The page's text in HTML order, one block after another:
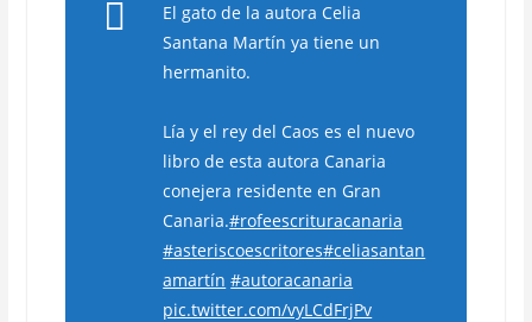
El gato de la autora Celia
Santana Martín ya tiene un
hermanito.
Lía y el rey del Caos es el nuevo
libro de esta autora Canaria
conejera residente en Gran
Canaria.#rofeescrituracanaria
#asteriscoescritores#celiasantan
amartín #autoracanaria
pic.twitter.com/vyLCdFrjPv